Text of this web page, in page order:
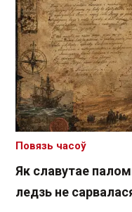
Як славутае
ледзь не
Повязь часоў